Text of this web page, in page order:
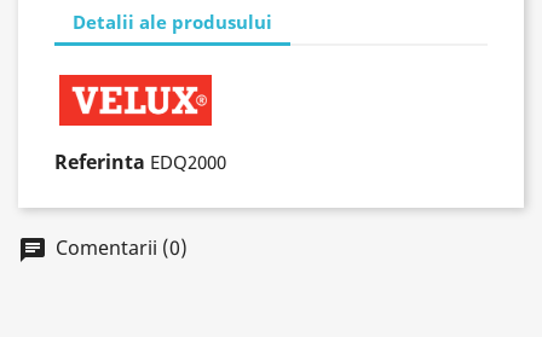
Detalii ale produsului
Referinta EDQ2000
chat Comentarii (0)